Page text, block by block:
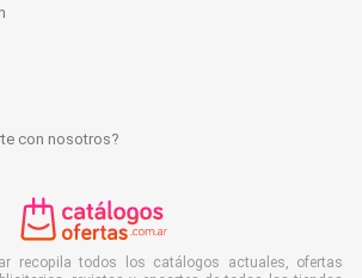
con nosotros?
recopila todos los catálogos actuales, ofertas